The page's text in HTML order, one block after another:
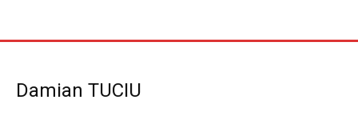
Damian TUCIU